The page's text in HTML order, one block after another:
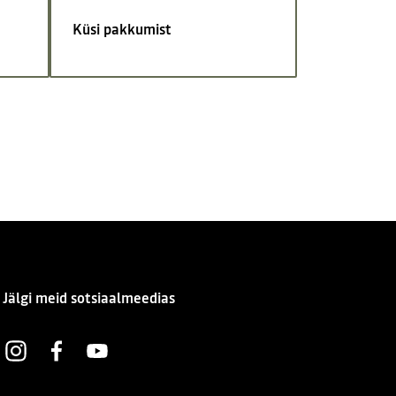
Küsi pakkumist
Jälgi meid sotsiaalmeedias
Instagram
Facebook